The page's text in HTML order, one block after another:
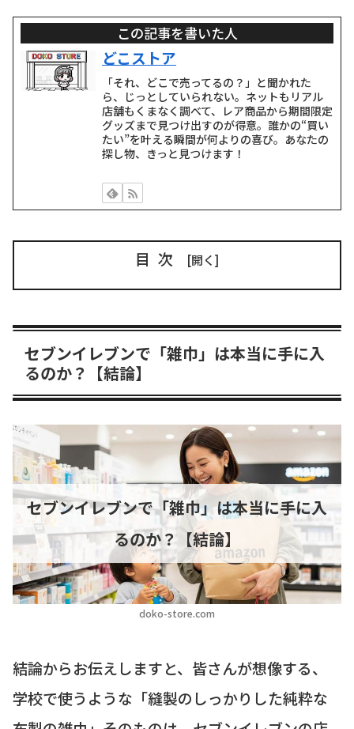
この記事を書いた人
どこストア
「それ、どこで売ってるの？」と聞かれた
ら、じっとしていられない。ネットもリアル
店舗もくまなく調べて、レア商品から期間限定
グッズまで見つけ出すのが得意。誰かの“買い
たい”を叶える瞬間が何よりの喜び。あなたの
探し物、きっと見つけます！
目次
セブンイレブンで「雑巾」は本当に手に入
るのか？【結論】
doko-store.com
セブンイレブンで「雑巾」は本当に手に入
るのか？【結論】
結論からお伝えしますと、皆さんが想像する、
学校で使うような「縫製のしっかりした純粋な